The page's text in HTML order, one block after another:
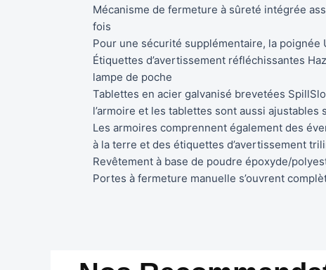
Mécanisme de fermeture à sûreté intégrée
fois
Pour une sécurité supplémentaire, la poignée
Étiquettes d’avertissement réfléchissantes
lampe de poche
Tablettes en acier galvanisé brevetées
l’armoire et les tablettes sont aussi
Les armoires comprennent également des
à la terre et des étiquettes d’avertissement
Revêtement à base de poudre époxyde/
Portes à fermeture manuelle s’ouvrent